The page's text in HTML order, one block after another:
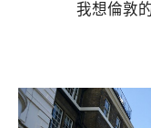
我想倫敦